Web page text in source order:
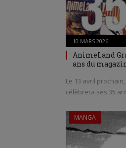
10 MARS 2026
AnimeLand
ans du
Le 13 avril
célèbrera ses 35
MANGA